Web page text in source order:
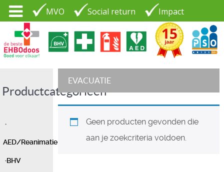
MVO Social return Impact
PSO30+
Tel. 035 - 7370265
Productcategorieën
AED/Reanimatie
BHV
EVACUATIE
Geen producten gevonden die
aan je zoekcriteria voldoen.